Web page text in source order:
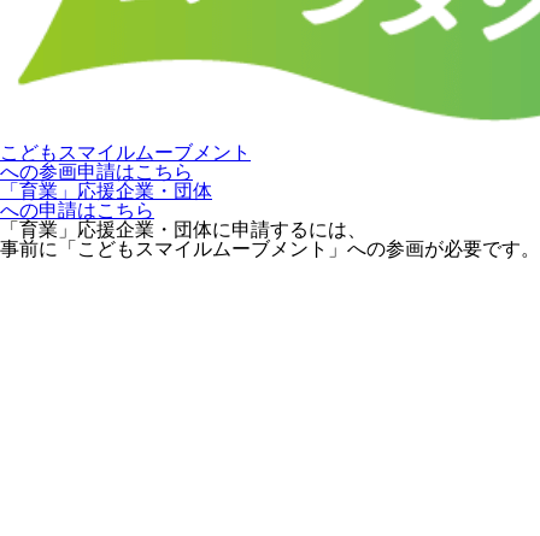
こどもスマイルムーブメント
への参画申請はこちら
「育業」応援企業・団体
への申請はこちら
「育業」応援企業・団体に申請するには、
事前に「こどもスマイルムーブメント」への参画が必要です。